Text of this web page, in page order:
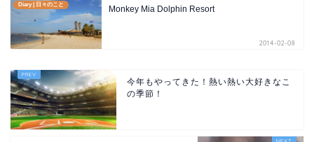
Diary | 日々のこと Monkey Mia Dolphin Resort
2014-02-08
今年もやってきた！熱い熱い大好きなこ
の季節！